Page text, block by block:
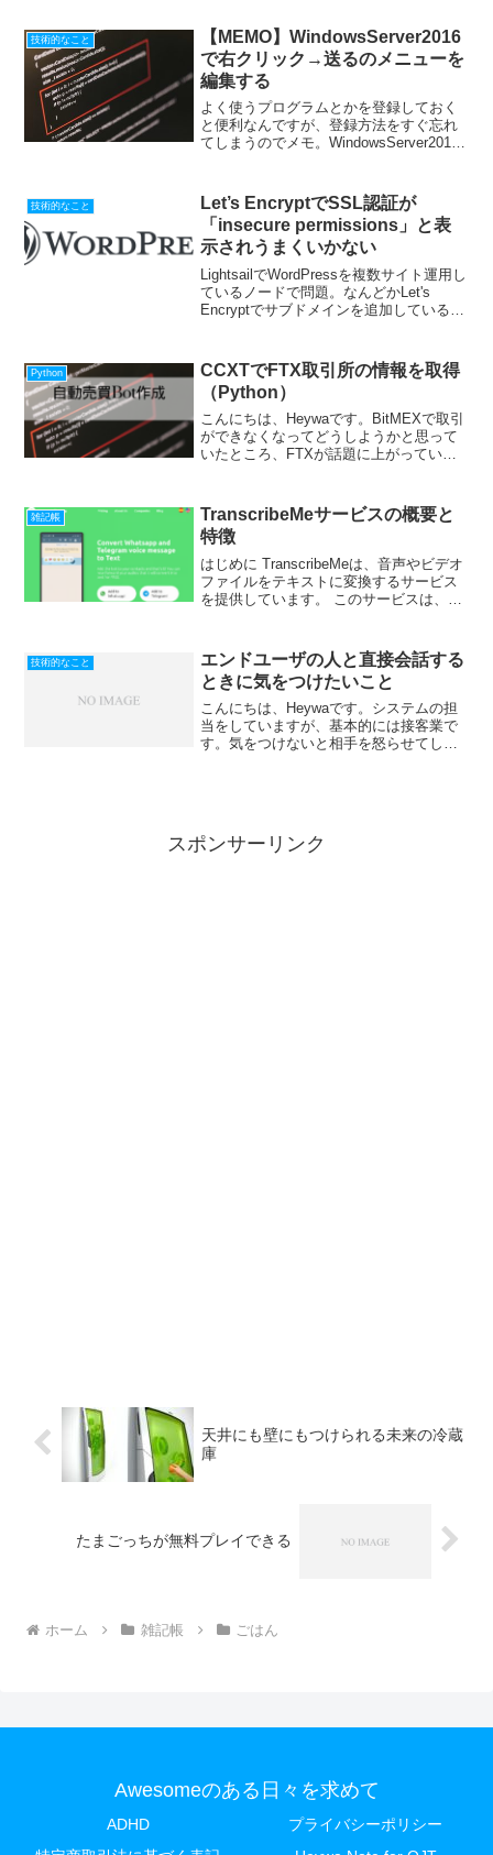
ではなく、よくある思い込みが原因で
す。本記事では、初心者が特...
技術的なこと
【MEMO】WindowsServer2016
で右クリック→送るのメニューを
編集する
よく使うプログラムとかを登録しておく
と便利なんですが、登録方法をすぐ忘れ
てしまうのでメモ。WindowsServer2016
技術的なこと
Let’s EncryptでSSL認証が
「insecure permissions」と表
示されうまくいかない
LightsailでWordPressを複数サイト運用し
ているノードで問題。なんどかLet's
Encryptでサブドメインを追加しているけ
ッセージも出るけどよーわから...
Python
CCXTでFTX取引所の情報を取得
（Python）
こんにちは、Heywaです。BitMEXで取引
ができなくなってどうしようかと思って
いたところ、FTXが話題に上がっていた
ていないので一部は出力が確認できてな
いので...
雑記帳
TranscribeMeサービスの概要と
特徴
はじめに TranscribeMeは、音声やビデオ
ファイルをテキストに変換するサービス
を提供しています。 このサービスは、AI
現しています。 TranscribeMeは...
技術的なこと
エンドユーザの人と直接会話する
ときに気をつけたいこと
こんにちは、Heywaです。システムの担
当をしていますが、基本的には接客業で
す。気をつけないと相手を怒らせてしま
スポンサーリンク
天井にも壁にもつけられる未来の冷蔵
庫
たまごっちが無料プレイできる
ホーム 雑記帳 ごはん
Awesomeのある日々を求めて
ADHD
プライバシーポリシー